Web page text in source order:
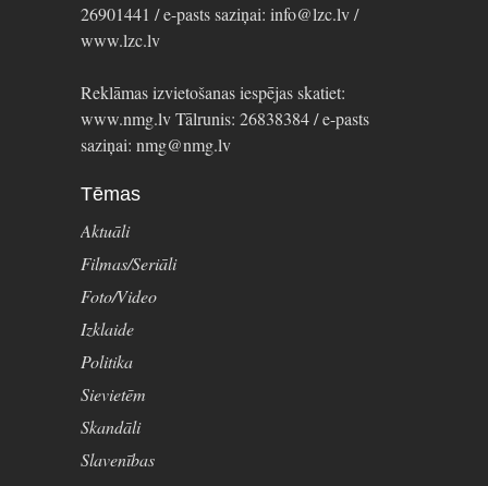
26901441 / e-pasts saziņai: info@lzc.lv /
www.lzc.lv
Reklāmas izvietošanas iespējas skatiet:
www.nmg.lv Tālrunis: 26838384 / e-pasts
saziņai: nmg@nmg.lv
Tēmas
Aktuāli
Filmas/Seriāli
Foto/Video
Izklaide
Politika
Sievietēm
Skandāli
Slavenības